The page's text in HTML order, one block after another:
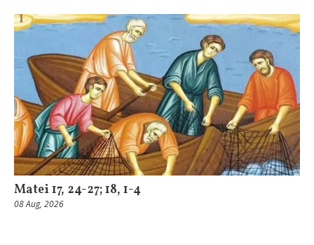
Matei 17, 24-27; 18, 1-4
08 Aug, 2026